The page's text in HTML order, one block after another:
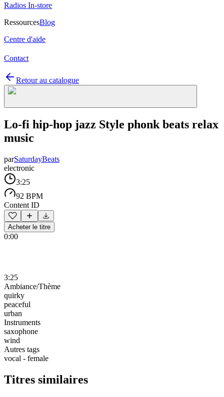
Radios In-store
RessourcesBlog
Centre d'aide
Contact
Retour au catalogue
Lo-fi hip-hop jazz Style phonk beats relax
music
parSaturdayBeats
electronic
3:25
92 BPM
Content ID
Acheter le titre
0:00
3:25
Ambiance/Thème
quirky
peaceful
urban
Instruments
saxophone
wind
Autres tags
vocal - female
Titres similaires